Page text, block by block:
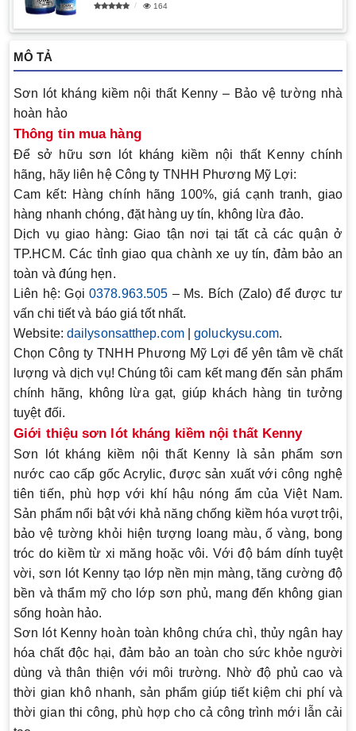
164
MÔ TẢ
Sơn lót kháng kiềm nội thất Kenny – Bảo vệ tường nhà
hoàn hảo
Thông tin mua hàng
Để sở hữusơn lót kháng kiềm nội thất Kennychính
hãng, hãy liên hệ Công ty TNHH Phương Mỹ Lợi:
Cam kết: Hàng chính hãng 100%, giá cạnh tranh, giao
hàng nhanh chóng, đặt hàng uy tín, không lừa đảo.
Dịch vụ giao hàng: Giao tận nơi tại tất cả các quận ở
TP.HCM. Các tỉnh giao qua chành xe uy tín, đảm bảo an
toàn và đúng hẹn.
Liên hệ: Gọi0378.963.505 – Ms. Bích (Zalo) để được tư
vấn chi tiết và báo giá tốt nhất.
Website: dailysonsatthep.com|goluckysu.com.
Chọn Công ty TNHH Phương Mỹ Lợi để yên tâm về chất
lượng và dịch vụ! Chúng tôi cam kết mang đến sản phẩm
chính hãng, không lừa gạt, giúp khách hàng tin tưởng
tuyệt đối.
Giới thiệu sơn lót kháng kiềm nội thất Kenny
Sơn lót kháng kiềm nội thất Kenny là sản phẩm sơn
nước cao cấp gốc Acrylic, được sản xuất với công nghệ
tiên tiến, phù hợp với khí hậu nóng ẩm của Việt Nam.
Sản phẩm nổi bật với khả năng chống kiềm hóa vượt trội,
bảo vệ tường khỏi hiện tượng loang màu, ố vàng, bong
tróc do kiềm từ xi măng hoặc vôi. Với độ bám dính tuyệt
vời, sơn lót Kenny tạo lớp nền mịn màng, tăng cường độ
bền và thẩm mỹ cho lớp sơn phủ, mang đến không gian
sống hoàn hảo.
Sơn lót Kenny hoàn toàn không chứa chì, thủy ngân hay
hóa chất độc hại, đảm bảo an toàn cho sức khỏe người
dùng và thân thiện với môi trường. Nhờ độ phủ cao và
thời gian khô nhanh, sản phẩm giúp tiết kiệm chi phí và
thời gian thi công, phù hợp cho cả công trình mới lẫn cải